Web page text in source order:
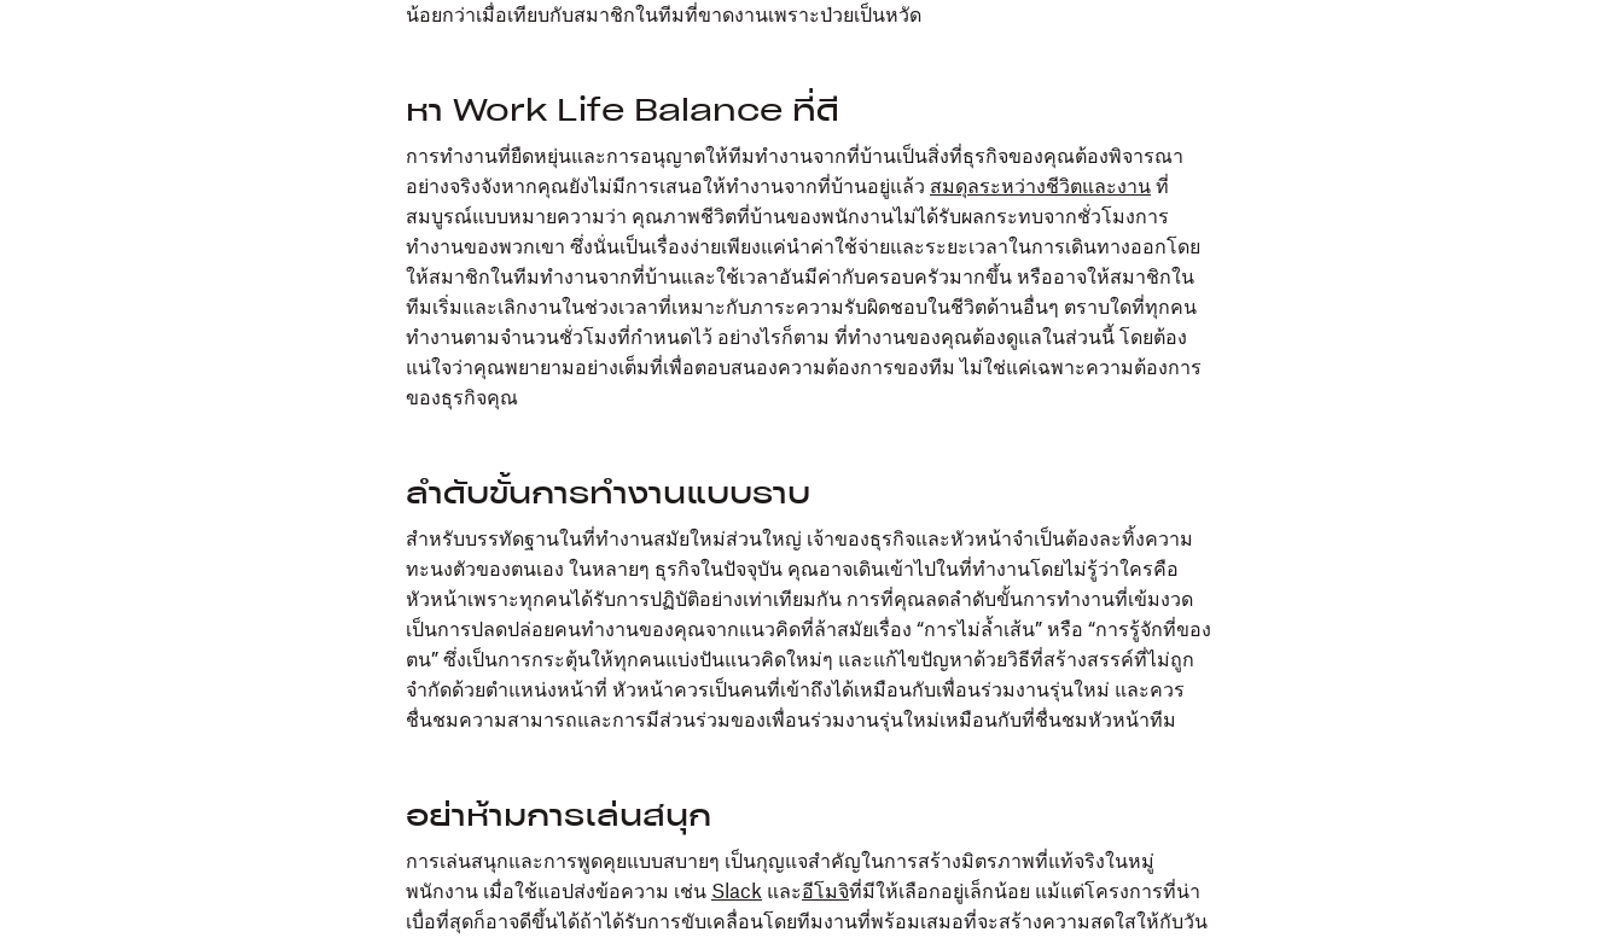
น้อยกว่าเมื่อเทียบกับสมาชิกในทีมที่ขาดงานเพราะป่วยเป็นหวัด
หา Work Life Balance ที่ดี
การทำงานที่ยืดหยุ่นและการอนุญาตให้ทีมทำงานจากที่บ้านเป็นสิ่งที่ธุรกิจของคุณต้องพิจารณา
อย่างจริงจังหากคุณยังไม่มีการเสนอให้ทำงานจากที่บ้านอยู่แล้ว สมดุลระหว่างชีวิตและงาน ที่
สมบูรณ์แบบหมายความว่า คุณภาพชีวิตที่บ้านของพนักงานไม่ได้รับผลกระทบจากชั่วโมงการ
ทำงานของพวกเขา ซึ่งนั่นเป็นเรื่องง่ายเพียงแค่นำค่าใช้จ่ายและระยะเวลาในการเดินทางออกโดย
ให้สมาชิกในทีมทำงานจากที่บ้านและใช้เวลาอันมีค่ากับครอบครัวมากขึ้น หรืออาจให้สมาชิกใน
ทีมเริ่มและเลิกงานในช่วงเวลาที่เหมาะกับภาระความรับผิดชอบในชีวิตด้านอื่นๆ ตราบใดที่ทุกคน
ทำงานตามจำนวนชั่วโมงที่กำหนดไว้ อย่างไรก็ตาม ที่ทำงานของคุณต้องดูแลในส่วนนี้ โดยต้อง
แน่ใจว่าคุณพยายามอย่างเต็มที่เพื่อตอบสนองความต้องการของทีม ไม่ใช่แค่เฉพาะความต้องการ
ของธุรกิจคุณ
ลำดับขั้นการทำงานแบบราบ
สำหรับบรรทัดฐานในที่ทำงานสมัยใหม่ส่วนใหญ่ เจ้าของธุรกิจและหัวหน้าจำเป็นต้องละทิ้งความ
ทะนงตัวของตนเอง ในหลายๆ ธุรกิจในปัจจุบัน คุณอาจเดินเข้าไปในที่ทำงานโดยไม่รู้ว่าใครคือ
หัวหน้าเพราะทุกคนได้รับการปฏิบัติอย่างเท่าเทียมกัน การที่คุณลดลำดับขั้นการทำงานที่เข้มงวด
เป็นการปลดปล่อยคนทำงานของคุณจากแนวคิดที่ล้าสมัยเรื่อง “การไม่ล้ำเส้น” หรือ “การรู้จักที่ของ
ตน” ซึ่งเป็นการกระตุ้นให้ทุกคนแบ่งปันแนวคิดใหม่ๆ และแก้ไขปัญหาด้วยวิธีที่สร้างสรรค์ที่ไม่ถูก
จำกัดด้วยตำแหน่งหน้าที่ หัวหน้าควรเป็นคนที่เข้าถึงได้เหมือนกับเพื่อนร่วมงานรุ่นใหม่ และควร
ชื่นชมความสามารถและการมีส่วนร่วมของเพื่อนร่วมงานรุ่นใหม่เหมือนกับที่ชื่นชมหัวหน้าทีม
อย่าห้ามการเล่นสนุก
การเล่นสนุกและการพูดคุยแบบสบายๆ เป็นกุญแจสำคัญในการสร้างมิตรภาพที่แท้จริงในหมู่
พนักงาน เมื่อใช้แอปส่งข้อความ เช่น Slack และอีโมจิที่มีให้เลือกอยู่เล็กน้อย แม้แต่โครงการที่น่า
เบื่อที่สุดก็อาจดีขึ้นได้ถ้าได้รับการขับเคลื่อนโดยทีมงานที่พร้อมเสมอที่จะสร้างความสดใสให้กับวัน